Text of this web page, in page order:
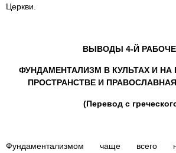
Церкви.
ВЫВОДЫ 4-Й
ФУНДАМЕНТАЛИЗМ В КУЛЬТАХ И
ПРОСТРАНСТВЕ И
(Перевод с
Фундаментализмом чаще всего